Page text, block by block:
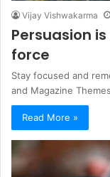
Vijay Vishwakarma
Persuasion
force
Stay focused and
and Magazine
Read More »